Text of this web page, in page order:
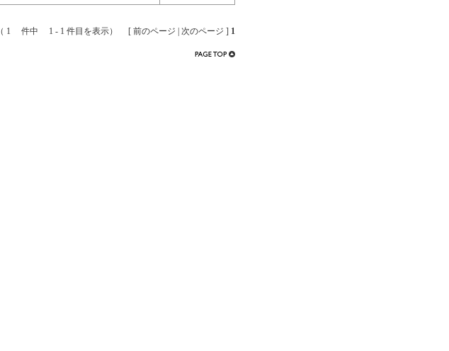
（ 1 件中 1 - 1 件目を表示） [ 前のページ | 次のページ ] 1